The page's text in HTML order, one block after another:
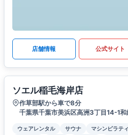
店舗情報 公式サイト
ソエル稲毛海岸店
作草部駅から車で8分
千葉県千葉市美浜区高洲3丁目14-1
ウェアレンタル サウナ マシンピラテ